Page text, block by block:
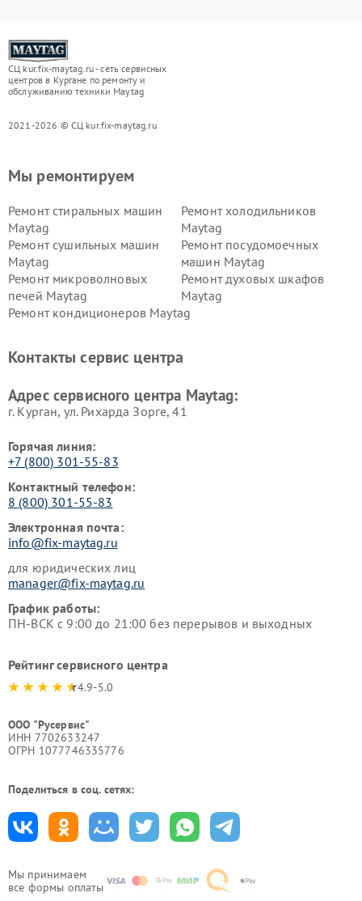
СЦ kur.fix-maytag.ru - сеть сервисных
центров в Кургане по ремонту и
обслуживанию техники Maytag
2021-2026 © СЦ kur.fix-maytag.ru
Мы принимаем
все формы оплаты
Мы ремонтируем
Ремонт стиральных машин
Maytag
Ремонт холодильников
Maytag
Ремонт сушильных машин
Maytag
Ремонт посудомоечных
машин Maytag
Ремонт микроволновых
печей Maytag
Ремонт духовых шкафов
Maytag
Ремонт кондиционеров Maytag
Контакты сервис центра
Адрес сервисного центра Maytag:
г. Курган, ул. Рихарда Зорге, 41
Горячая линия:
+7 (800) 301-55-83
Контактный телефон:
8 (800) 301-55-83
Электронная почта:
info@fix-maytag.ru
для юридических лиц
manager@fix-maytag.ru
График работы:
ПН-ВСК с 9:00 до 21:00 без перерывов и выходных
Рейтинг сервисного центра
4.9-5.0
ООО "Русервис"
ИНН 7702633247
ОГРН 1077746335776
Поделиться в соц. сетях: